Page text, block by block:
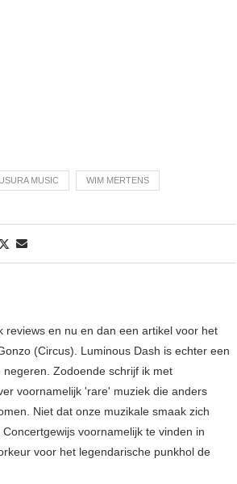
USURA MUSIC WIM MERTENS
reviews en nu en dan een artikel voor het
(Circus). Luminous Dash is echter een
Zodoende schrijf ik met
voornamelijk 'rare' muziek die anders
Niet dat onze muzikale smaak zich
voornamelijk te vinden in
voor het legendarische punkhol de